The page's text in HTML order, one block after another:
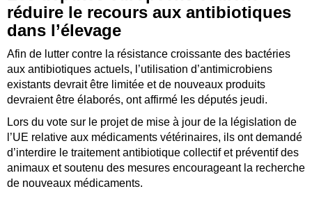
réduire le recours aux antibiotiques
dans l’élevage
Afin de lutter contre la résistance croissante des bactéries
aux antibiotiques actuels, l’utilisation d’antimicrobiens
existants devrait être limitée et de nouveaux produits
devraient être élaborés, ont affirmé les députés jeudi.
Lors du vote sur le projet de mise à jour de la législation de
l’UE relative aux médicaments vétérinaires, ils ont demandé
d’interdire le traitement antibiotique collectif et préventif des
animaux et soutenu des mesures encourageant la recherche
de nouveaux médicaments.